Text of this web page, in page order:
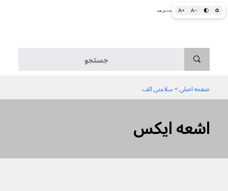
A+ A− 🌓 ♻ اطلاعات پزشکی و بهداشتی به زبان ساده برای همه
اشعه ایکس
صفحه اصلی > سلامتی الف